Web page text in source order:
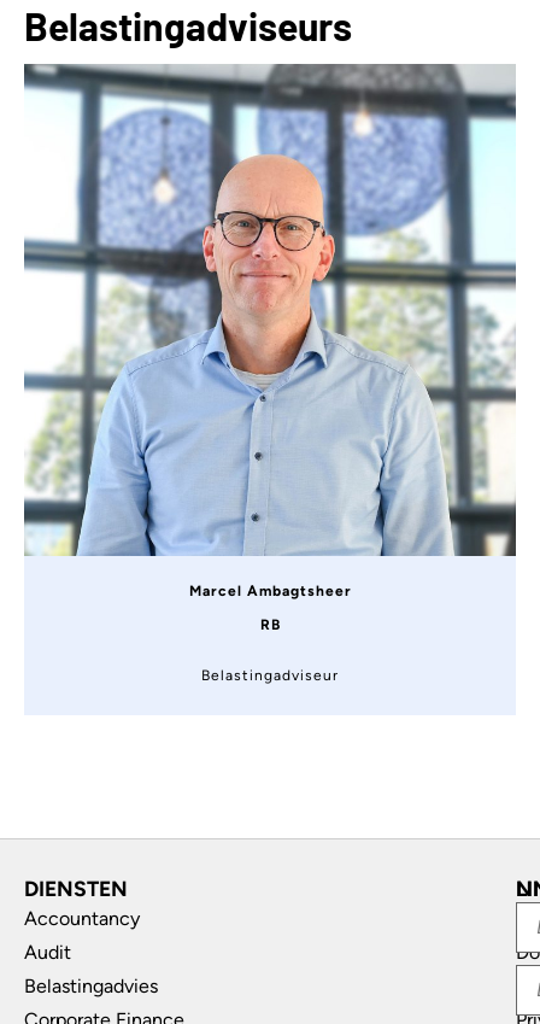
Belastingadviseurs
Marcel Ambagtsheer
RB
Belastingadviseur
DIENSTEN
Accountancy
Audit
Belastingadvies